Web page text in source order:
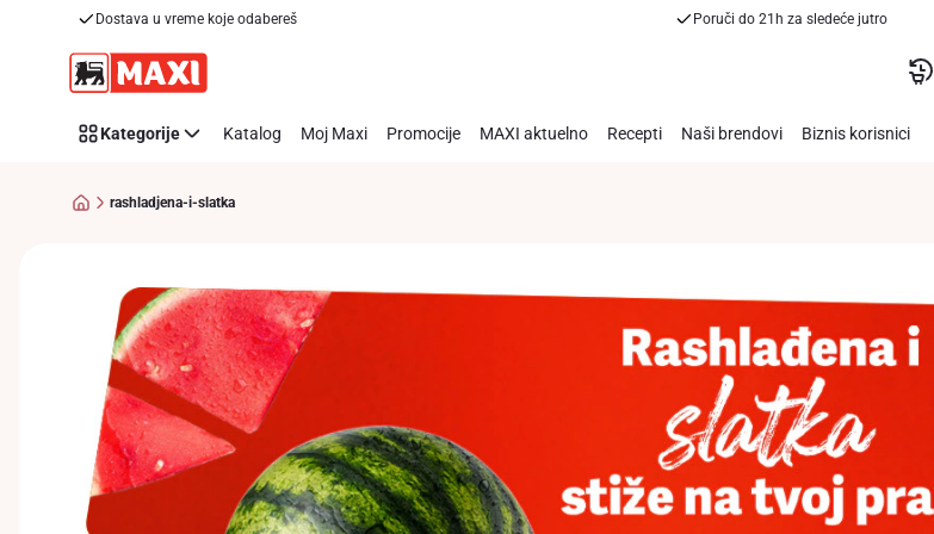
Dostava u vreme koje odabereš Poruči do 21h za sledeće jutro
Kategorije Katalog Moj Maxi Promocije MAXI aktuelno Recepti Naši brendovi Biznis korisnici
rashladjena-i-slatka